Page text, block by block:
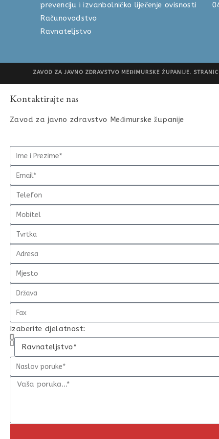
prevenciju i izvanbolničko liječenje ovisnosti
Računovodstvo 040
Ravnateljstvo 040
ZAVOD ZA JAVNO ZDRAVSTVO MEĐIMURSKE ŽUPANIJE.
Kontaktirajte nas
Zavod za javno zdravstvo Međimurske županije
Izaberite djelatnost: